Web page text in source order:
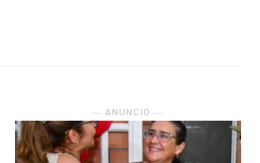
― ANUNCIO ―